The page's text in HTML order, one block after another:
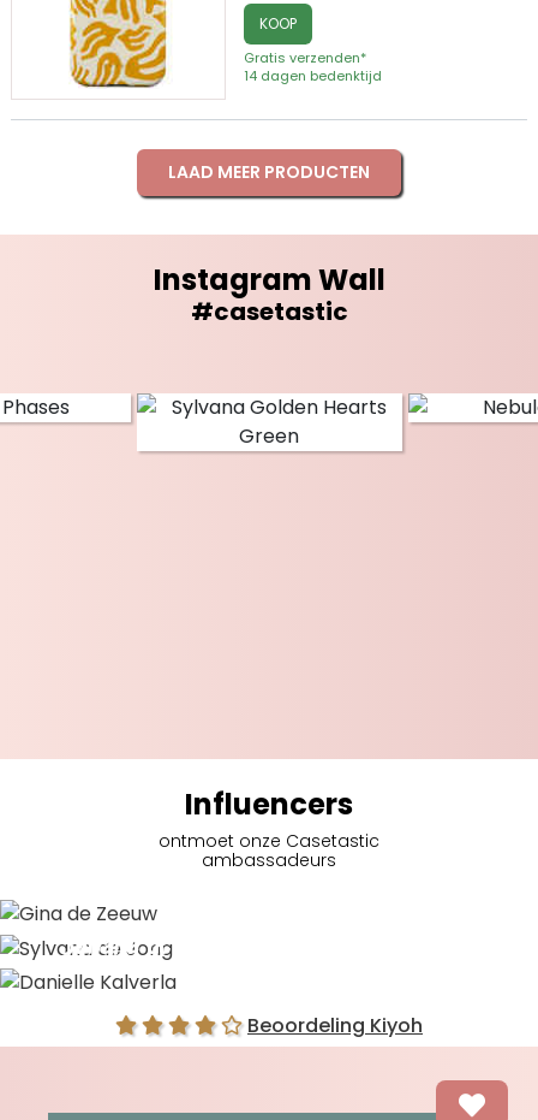
KOOP
Gratis verzenden*
14 dagen bedenktijd
LAAD MEER PRODUCTEN
Instagram Wall
#casetastic
Influencers
ontmoet onze Casetastic
ambassadeurs
Sylvana de Jong
Beoordeling Kiyoh